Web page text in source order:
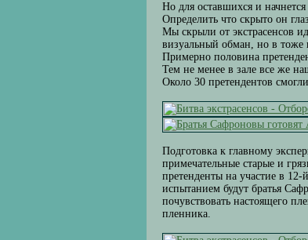
Но для оставшихся и
Определить что скрыто он
Мы скрыли от экстрасенсов
визуальный обман, но в тоже
Примерно половина
Тем не менее в зале все же
Около 30 претендентов
Подготовка к главному
примечательные старые и
претенденты на участие в
испытанием будут братья
почувствовать настоящего
пленника.